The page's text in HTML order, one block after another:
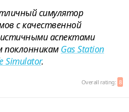
симулятор
с качественной
аспектами
поклонникам Gas Station
Simulator.
Overall rating: 8